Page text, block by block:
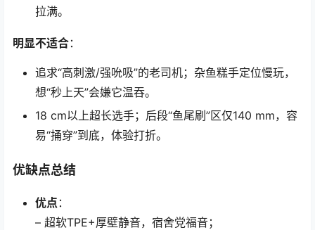
拉满。
明显不适合：
追求“高刺激/强吮吸”的老司机；杂鱼糕手定位慢玩，
想“秒上天”会嫌它温吞。
18 cm以上超长选手；后段“鱼尾刷”区仅140 mm，容
易“捅穿”到底，体验打折。
优缺点总结
优点 ：
– 超软TPE+厚壁静音，宿舍党福音；